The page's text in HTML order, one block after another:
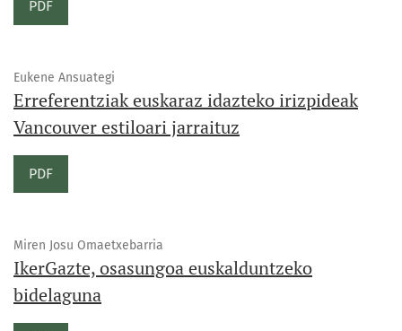
PDF
Eukene Ansuategi
Erreferentziak euskaraz idazteko irizpideak
Vancouver estiloari jarraituz
PDF
Miren Josu Omaetxebarria
IkerGazte, osasungoa euskalduntzeko
bidelaguna